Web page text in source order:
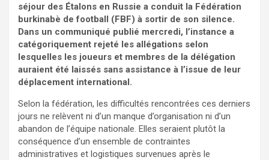
séjour des Étalons en Russie a conduit la Fédération
burkinabè de football (FBF) à sortir de son silence.
Dans un communiqué publié mercredi, l’instance a
catégoriquement rejeté les allégations selon
lesquelles les joueurs et membres de la délégation
auraient été laissés sans assistance à l’issue de leur
déplacement international.
Selon la fédération, les difficultés rencontrées ces derniers
jours ne relèvent ni d’un manque d’organisation ni d’un
abandon de l’équipe nationale. Elles seraient plutôt la
conséquence d’un ensemble de contraintes
administratives et logistiques survenues après le